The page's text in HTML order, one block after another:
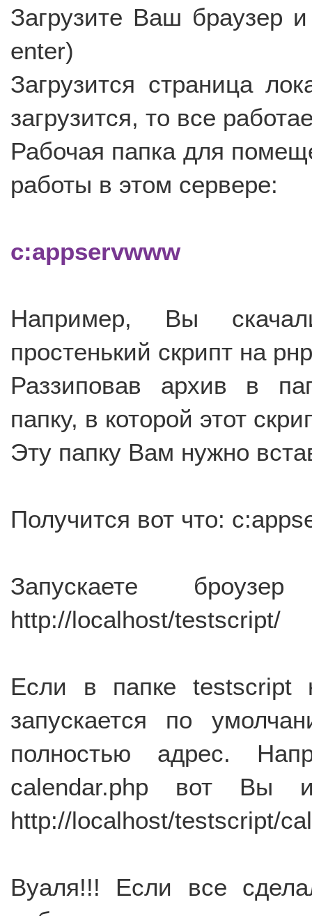
Загрузите Ваш браузер
enter)
Загрузится страница
загрузится, то все
Рабочая папка для
работы в этом сервере:
c:appservwww
Например, Вы
простенький скрипт на
Раззиповав архив в
папку, в которой этот
Эту папку Вам нужно
Получится вот что:
Запускаете
http://localhost/testscript/
Если в папке testscript
запускается по
полностью адрес.
calendar.php вот Вы
http://localhost/testscript/
Вуаля!!! Если все